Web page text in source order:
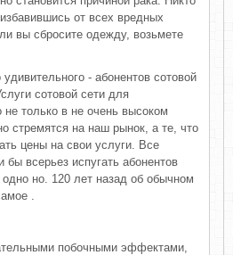
от всех вредных
вы сбросите одежду, возьмете
- абонентов сотовой
сотовой сети для
только в не очень высоком
стремятся на наш рынок, а те, что
цены на свои услуги. Все
всерьез испугать абонентов
но. 120 лет назад об обычном
.
побочными эффектами,